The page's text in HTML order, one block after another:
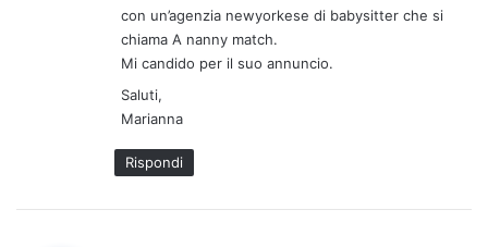
con un’agenzia newyorkese di babysitter che si
chiama A nanny match.
Mi candido per il suo annuncio.
Saluti,
Marianna
Rispondi